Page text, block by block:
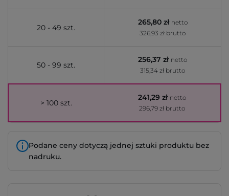
20 - 49 szt.
265,80 zł netto
326,93 zł brutto
50 - 99 szt.
256,37 zł netto
315,34 zł brutto
> 100 szt.
241,29 zł netto
296,79 zł brutto
Podane ceny dotyczą jednej sztuki produktu bez
nadruku.